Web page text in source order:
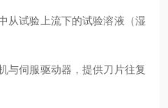
从试验上流下的试验溶液（湿
与伺服驱动器，提供刀片往复